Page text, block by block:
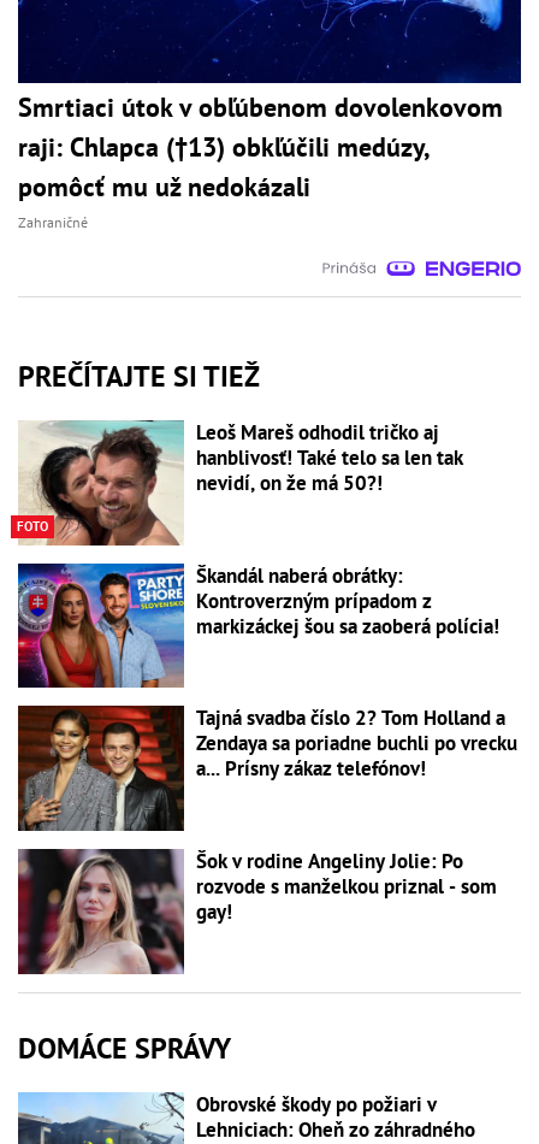
Smrtiaci útok v obľúbenom dovolenkovom
raji: Chlapca (†13) obkľúčili medúzy,
pomôcť mu už nedokázali
Zahraničné
PREČÍTAJTE SI TIEŽ
FOTO
Leoš Mareš odhodil tričko aj
hanblivosť! Také telo sa len tak
nevidí, on že má 50?!
Škandál naberá obrátky:
Kontroverzným prípadom z
markizáckej šou sa zaoberá polícia!
Tajná svadba číslo 2? Tom Holland a
Zendaya sa poriadne buchli po vrecku
a... Prísny zákaz telefónov!
Šok v rodine Angeliny Jolie: Po
rozvode s manželkou priznal - som
gay!
DOMÁCE SPRÁVY
Obrovské škody po požiari v
Lehniciach: Oheň zo záhradného